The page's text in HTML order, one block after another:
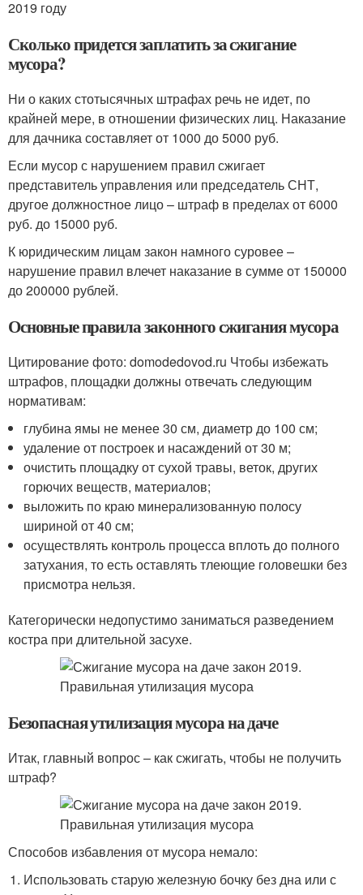
2019 году
Сколько придется заплатить за сжигание
мусора?
Ни о каких стотысячных штрафах речь не идет, по
крайней мере, в отношении физических лиц. Наказание
для дачника составляет от 1000 до 5000 руб.
Если мусор с нарушением правил сжигает
представитель управления или председатель СНТ,
другое должностное лицо – штраф в пределах от 6000
руб. до 15000 руб.
К юридическим лицам закон намного суровее –
нарушение правил влечет наказание в сумме от 150000
до 200000 рублей.
Основные правила законного сжигания мусора
Цитирование фото: domodedovod.ru Чтобы избежать
штрафов, площадки должны отвечать следующим
нормативам:
глубина ямы не менее 30 см, диаметр до 100 см;
удаление от построек и насаждений от 30 м;
очистить площадку от сухой травы, веток, других
горючих веществ, материалов;
выложить по краю минерализованную полосу
шириной от 40 см;
осуществлять контроль процесса вплоть до полного
затухания, то есть оставлять тлеющие головешки без
присмотра нельзя.
Категорически недопустимо заниматься разведением
костра при длительной засухе.
Безопасная утилизация мусора на даче
Итак, главный вопрос – как сжигать, чтобы не получить
штраф?
Способов избавления от мусора немало:
Использовать старую железную бочку без дна или с